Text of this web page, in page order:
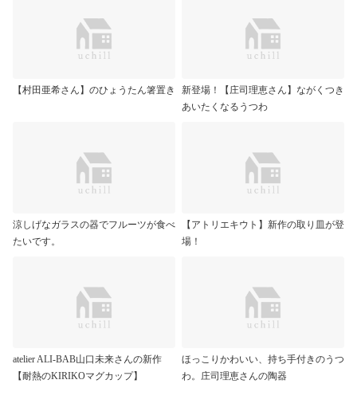
【村田亜希さん】のひょうたん箸置き
新登場！【庄司理恵さん】ながくつき
あいたくなるうつわ
涼しげなガラスの器でフルーツが食べ
たいです。
【アトリエキウト】新作の取り皿が登
場！
atelier ALI-BAB山口未来さんの新作
【耐熱のKIRIKOマグカップ】
ほっこりかわいい、持ち手付きのうつ
わ。庄司理恵さんの陶器